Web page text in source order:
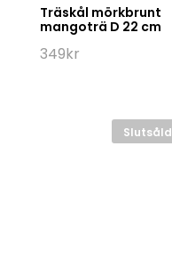
Träskål mörkbrunt
mangoträ D 22 cm
349kr
Slutsåld